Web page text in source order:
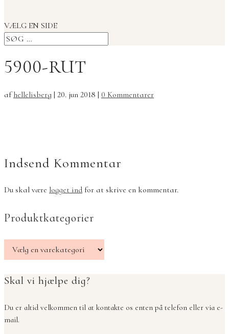
VÆLG EN SIDE
5900-RUT
afhellelisberg | 20. jun 2018 | 0 Kommentarer
Indsend Kommentar
Du skal være logget ind for at skrive en kommentar.
Produktkategorier
Skal vi hjælpe dig?
Du er altid velkommen til at kontakte os enten på telefon eller via e-
mail.